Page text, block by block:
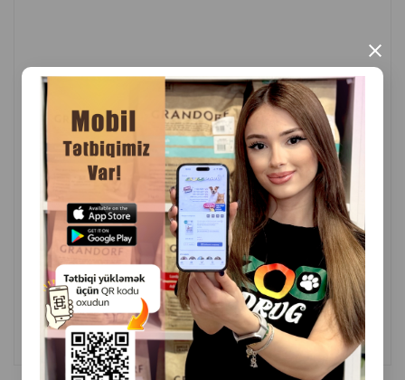
×
( Отзывы)
Масса Цена
Купить
1 шт
22.00
КУПИТЬ